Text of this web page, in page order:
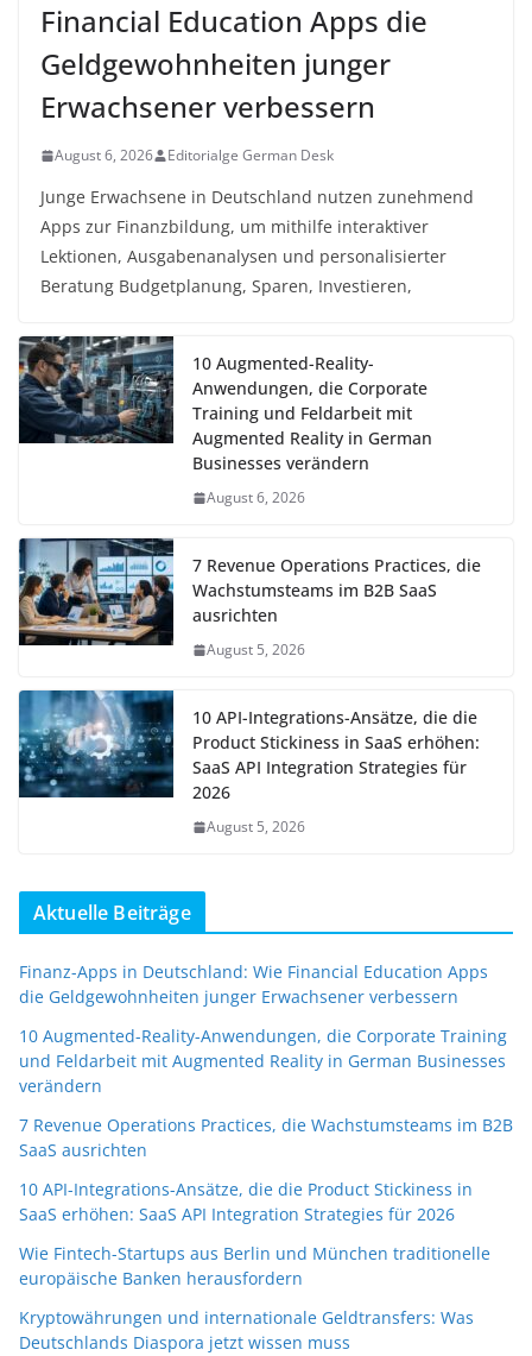
Financial Education Apps die
Geldgewohnheiten junger
Erwachsener verbessern
August 6, 2026 Editorialge German Desk
Junge Erwachsene in Deutschland nutzen zunehmend
Apps zur Finanzbildung, um mithilfe interaktiver
Lektionen, Ausgabenanalysen und personalisierter
Beratung Budgetplanung, Sparen, Investieren,
10 Augmented-Reality-
Anwendungen, die Corporate
Training und Feldarbeit mit
Augmented Reality in German
Businesses verändern
August 6, 2026
7 Revenue Operations Practices, die
Wachstumsteams im B2B SaaS
ausrichten
August 5, 2026
10 API-Integrations-Ansätze, die die
Product Stickiness in SaaS erhöhen:
SaaS API Integration Strategies für
2026
August 5, 2026
Aktuelle Beiträge
Finanz-Apps in Deutschland: Wie Financial Education Apps
die Geldgewohnheiten junger Erwachsener verbessern
10 Augmented-Reality-Anwendungen, die Corporate Training
und Feldarbeit mit Augmented Reality in German Businesses
verändern
7 Revenue Operations Practices, die Wachstumsteams im B2B
SaaS ausrichten
10 API-Integrations-Ansätze, die die Product Stickiness in
SaaS erhöhen: SaaS API Integration Strategies für 2026
Wie Fintech-Startups aus Berlin und München traditionelle
europäische Banken herausfordern
Kryptowährungen und internationale Geldtransfers: Was
Deutschlands Diaspora jetzt wissen muss